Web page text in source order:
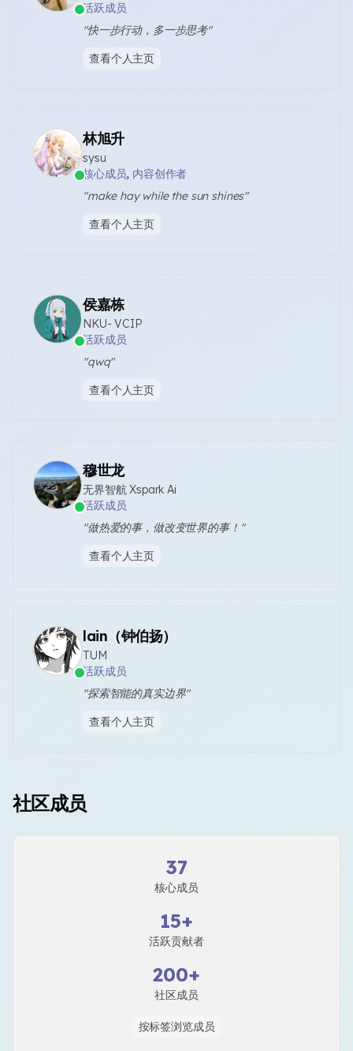
活跃成员
"快一步行动，多一步思考"
查看个人主页
林旭升
sysu
核心成员, 内容创作者
"make hay while the sun shines"
查看个人主页
侯嘉栋
NKU- VCIP
活跃成员
"qwq"
查看个人主页
穆世龙
无界智航 Xspark Ai
活跃成员
"做热爱的事，做改变世界的事！"
查看个人主页
lain（钟伯扬）
TUM
活跃成员
"探索智能的真实边界"
查看个人主页
社区成员
37
核心成员
15+
活跃贡献者
200+
社区成员
按标签浏览成员